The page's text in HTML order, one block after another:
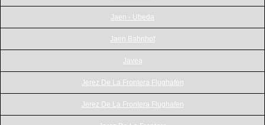
Jaen - Ubeda
Jaen Bahnhof
Javea
Jerez De La Frontera Flughafen
Jerez De La Frontera Flughafen